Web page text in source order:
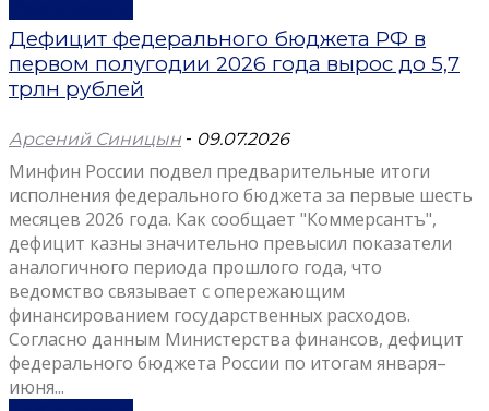
Дефицит федерального бюджета РФ в
первом полугодии 2026 года вырос до 5,7
трлн рублей
Арсений Синицын - 09.07.2026
Минфин России подвел предварительные итоги
исполнения федерального бюджета за первые шесть
месяцев 2026 года. Как сообщает "Коммерсантъ",
дефицит казны значительно превысил показатели
аналогичного периода прошлого года, что
ведомство связывает с опережающим
финансированием государственных расходов.
Согласно данным Министерства финансов, дефицит
федерального бюджета России по итогам января–
июня...